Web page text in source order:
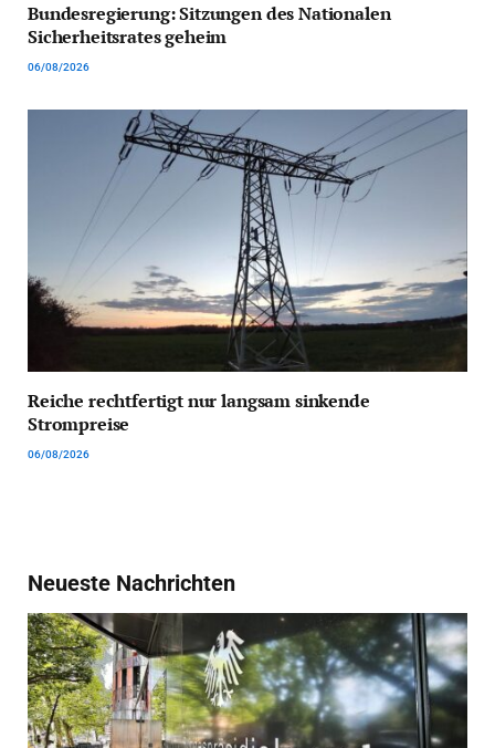
Bundesregierung: Sitzungen des Nationalen
Sicherheitsrates geheim
06/08/2026
Reiche rechtfertigt nur langsam sinkende
Strompreise
06/08/2026
Neueste Nachrichten